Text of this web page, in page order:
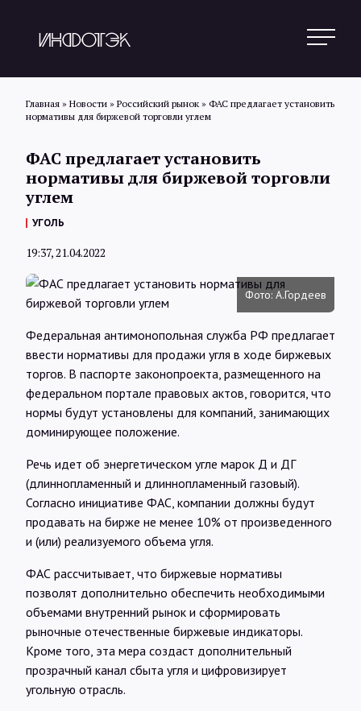
Интервью
Карты
О нас
@Infotek_Russia
Главная » Новости » Российский рынок » ФАС предлагает установить
нормативы для биржевой торговли углем
ФАС предлагает установить
нормативы для биржевой торговли
углем
УГОЛЬ
19:37, 21.04.2022
Фото: А.Гордеев
Федеральная антимонопольная служба РФ предлагает
ввести нормативы для продажи угля в ходе биржевых
торгов. В паспорте законопроекта, размещенного на
федеральном портале правовых актов, говорится, что
нормы будут установлены для компаний, занимающих
доминирующее положение.
Речь идет об энергетическом угле марок Д и ДГ
(длиннопламенный и длиннопламенный газовый).
Согласно инициативе ФАС, компании должны будут
продавать на бирже не менее 10% от произведенного
и (или) реализуемого объема угля.
ФАС рассчитывает, что биржевые нормативы
позволят дополнительно обеспечить необходимыми
объемами внутренний рынок и сформировать
рыночные отечественные биржевые индикаторы.
Кроме того, эта мера создаст дополнительный
прозрачный канал сбыта угля и цифровизирует
угольную отрасль.